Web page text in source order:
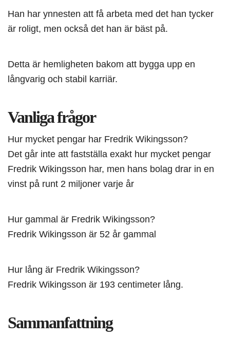
Han har ynnesten att få arbeta med det han tycker
är roligt, men också det han är bäst på.
Detta är hemligheten bakom att bygga upp en
långvarig och stabil karriär.
Vanliga frågor
Hur mycket pengar har Fredrik Wikingsson?
Det går inte att fastställa exakt hur mycket pengar
Fredrik Wikingsson har, men hans bolag drar in en
vinst på runt 2 miljoner varje år
Hur gammal är Fredrik Wikingsson?
Fredrik Wikingsson är 52 år gammal
Hur lång är Fredrik Wikingsson?
Fredrik Wikingsson är 193 centimeter lång.
Sammanfattning